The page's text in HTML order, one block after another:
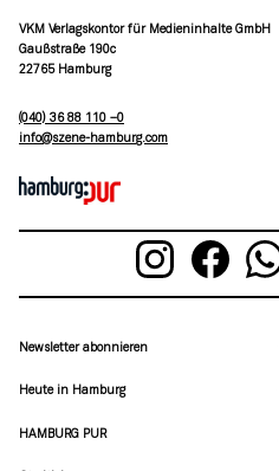
VKM Verlagskontor für Medieninhalte GmbH
Gaußstraße 190c
22765 Hamburg
(040) 36 88 110 –0
moc.grubmah-enezs@ofni
Newsletter abonnieren
Heute in Hamburg
HAMBURG PUR